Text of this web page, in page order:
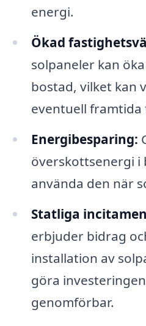
energi.
Ökad
solpaneler kan
bostad, vilket kan
eventuell framtida
Energibesparing:
överskottsenergi i
använda den när
Statliga
erbjuder bidrag
installation av
göra
genomförbar.